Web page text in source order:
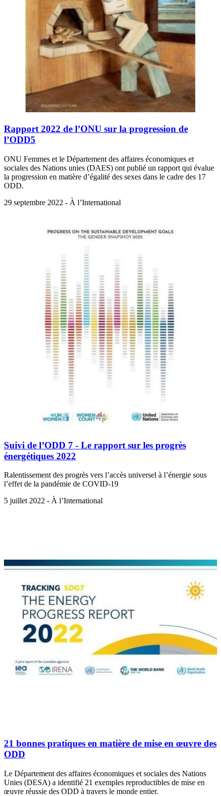
Rapport 2022 de l’ONU sur la progression de
l’ODD5
ONU Femmes et le Département des affaires économiques et
sociales des Nations unies (DAES) ont publié un rapport qui évalue
la progression en matière d’égalité des sexes dans le cadre des 17
ODD.
29 septembre 2022 - À l’International
Suivi de l’ODD 7 - Le rapport sur les progrès
énergétiques 2022
Ralentissement des progrès vers l’accès universel à l’énergie sous
l’effet de la pandémie de COVID-19
5 juillet 2022 - À l’International
21 bonnes pratiques en matière de mise en œuvre des
ODD
Le Département des affaires économiques et sociales des Nations
Unies (DESA) a identifié 21 exemples reproductibles de mise en
œuvre réussie des ODD à travers le monde entier.